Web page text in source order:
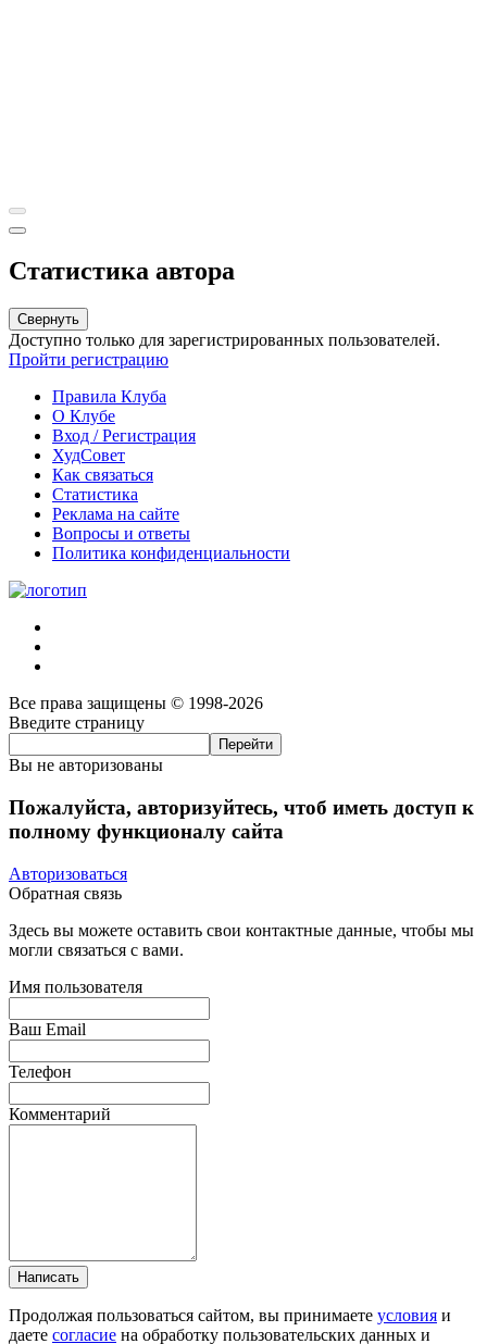
Статистика автора
Свернуть
Доступно только для зарегистрированных пользователей.
Пройти регистрацию
Правила Клуба
О Клубе
Вход / Регистрация
ХудСовет
Как связаться
Статистика
Реклама на сайте
Вопросы и ответы
Политика конфиденциальности
Все права защищены © 1998-2026
Введите страницу
Вы не авторизованы
Пожалуйста, авторизуйтесь, чтоб иметь доступ к
полному функционалу сайта
Авторизоваться
Обратная связь
Здесь вы можете оставить свои контактные данные, чтобы мы
могли связаться с вами.
Имя пользователя
Ваш Email
Телефон
Комментарий
Написать
Продолжая пользоваться сайтом, вы принимаете условия и
даете согласие на обработку пользовательских данных и